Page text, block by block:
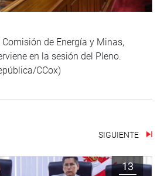
de Energía y Minas,
en la sesión del Pleno.
CCox)
SIGUIENTE
13